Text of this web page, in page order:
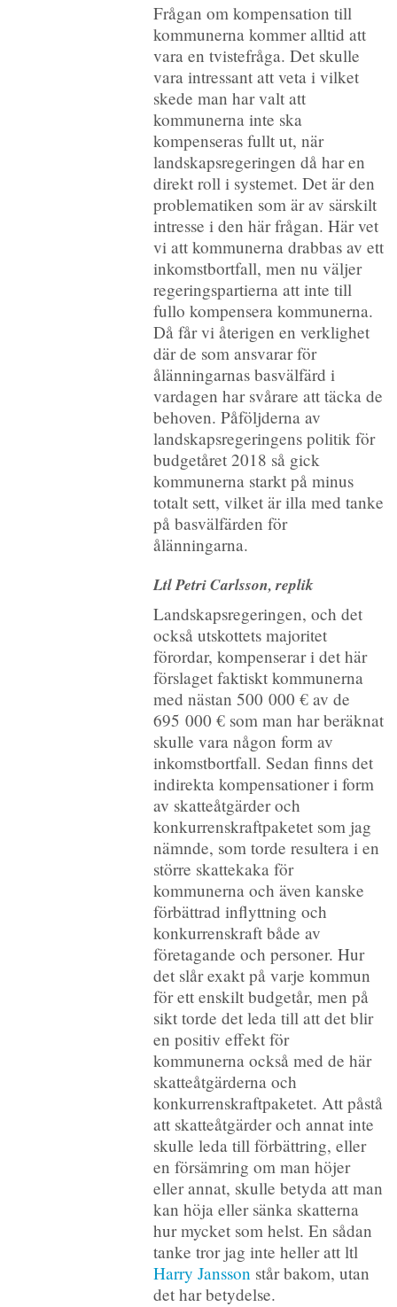
Frågan om kompensation till
kommunerna kommer alltid att
vara en tvistefråga. Det skulle
vara intressant att veta i vilket
skede man har valt att
kommunerna inte ska
kompenseras fullt ut, när
landskapsregeringen då har en
direkt roll i systemet. Det är den
problematiken som är av särskilt
intresse i den här frågan. Här vet
vi att kommunerna drabbas av ett
inkomstbortfall, men nu väljer
regeringspartierna att inte till
fullo kompensera kommunerna.
Då får vi återigen en verklighet
där de som ansvarar för
ålänningarnas basvälfärd i
vardagen har svårare att täcka de
behoven. Påföljderna av
landskapsregeringens politik för
budgetåret 2018 så gick
kommunerna starkt på minus
totalt sett, vilket är illa med tanke
på basvälfärden för
ålänningarna.
Ltl Petri Carlsson, replik
Landskapsregeringen, och det
också utskottets majoritet
förordar, kompenserar i det här
förslaget faktiskt kommunerna
med nästan 500 000 € av de
695 000 € som man har beräknat
skulle vara någon form av
inkomstbortfall. Sedan finns det
indirekta kompensationer i form
av skatteåtgärder och
konkurrenskraftpaketet som jag
nämnde, som torde resultera i en
större skattekaka för
kommunerna och även kanske
förbättrad inflyttning och
konkurrenskraft både av
företagande och personer. Hur
det slår exakt på varje kommun
för ett enskilt budgetår, men på
sikt torde det leda till att det blir
en positiv effekt för
kommunerna också med de här
skatteåtgärderna och
konkurrenskraftpaketet. Att påstå
att skatteåtgärder och annat inte
skulle leda till förbättring, eller
en försämring om man höjer
eller annat, skulle betyda att man
kan höja eller sänka skatterna
hur mycket som helst. En sådan
tanke tror jag inte heller att ltl
Harry Janssonstår bakom, utan
det har betydelse.